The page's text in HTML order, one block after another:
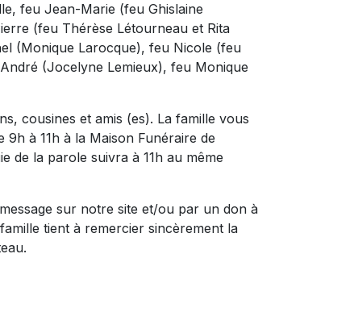
feu Jean-Marie (feu Ghislaine
(feu Thérèse Létourneau et Rita
(Monique Larocque), feu Nicole (feu
(Jocelyne Lemieux), feu Monique
cousines et amis (es). La famille vous
à 11h à la Maison Funéraire de
de la parole suivra à 11h au même
sur notre site et/ou par un don à
tient à remercier sincèrement la